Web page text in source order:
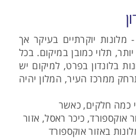
מלונות יוקרתיים בעיקר אך
תלוי כמובן במיקום. בכל
בלונדון בפרט, למיקום יש
ממרכז העיר, המלון יהיה
כמה חלקים, כאשר
כיכר ראסל, אזור
באזור אוקספורד